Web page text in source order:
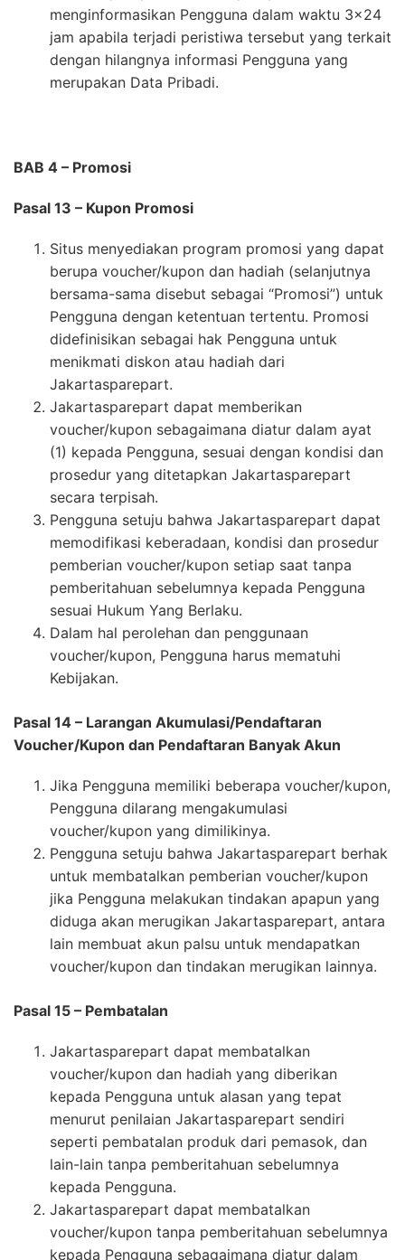
menginformasikan Pengguna dalam waktu 3×24
jam apabila terjadi peristiwa tersebut yang terkait
dengan hilangnya informasi Pengguna yang
merupakan Data Pribadi.
BAB 4 – Promosi
Pasal 13 – Kupon Promosi
Situs menyediakan program promosi yang dapat
berupa voucher/kupon dan hadiah (selanjutnya
bersama-sama disebut sebagai “Promosi”) untuk
Pengguna dengan ketentuan tertentu. Promosi
didefinisikan sebagai hak Pengguna untuk
menikmati diskon atau hadiah dari
Jakartasparepart.
Jakartasparepart dapat memberikan
voucher/kupon sebagaimana diatur dalam ayat
(1) kepada Pengguna, sesuai dengan kondisi dan
prosedur yang ditetapkan Jakartasparepart
secara terpisah.
Pengguna setuju bahwa Jakartasparepart dapat
memodifikasi keberadaan, kondisi dan prosedur
pemberian voucher/kupon setiap saat tanpa
pemberitahuan sebelumnya kepada Pengguna
sesuai Hukum Yang Berlaku.
Dalam hal perolehan dan penggunaan
voucher/kupon, Pengguna harus mematuhi
Kebijakan.
Pasal 14 – Larangan Akumulasi/Pendaftaran
Voucher/Kupon dan Pendaftaran Banyak Akun
Jika Pengguna memiliki beberapa voucher/kupon,
Pengguna dilarang mengakumulasi
voucher/kupon yang dimilikinya.
Pengguna setuju bahwa Jakartasparepart berhak
untuk membatalkan pemberian voucher/kupon
jika Pengguna melakukan tindakan apapun yang
diduga akan merugikan Jakartasparepart, antara
lain membuat akun palsu untuk mendapatkan
voucher/kupon dan tindakan merugikan lainnya.
Pasal 15 – Pembatalan
Jakartasparepart dapat membatalkan
voucher/kupon dan hadiah yang diberikan
kepada Pengguna untuk alasan yang tepat
menurut penilaian Jakartasparepart sendiri
seperti pembatalan produk dari pemasok, dan
lain-lain tanpa pemberitahuan sebelumnya
kepada Pengguna.
Jakartasparepart dapat membatalkan
voucher/kupon tanpa pemberitahuan sebelumnya
kepada Pengguna sebagaimana diatur dalam